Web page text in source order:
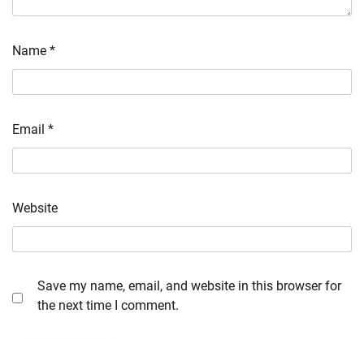
Name *
Email *
Website
Save my name, email, and website in this browser for
the next time I comment.